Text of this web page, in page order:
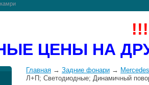
ЦЕНЫ НА
Главная → Задние фонари → Mercedes
Л+П; Светодиодные; Динамичный